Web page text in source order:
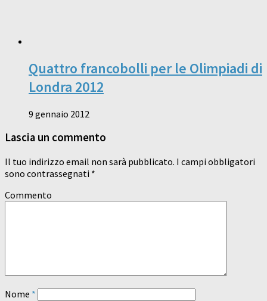
Quattro francobolli per le Olimpiadi di
Londra 2012
9 gennaio 2012
Lascia un commento
Il tuo indirizzo email non sarà pubblicato. I campi obbligatori
sono contrassegnati *
Commento
Nome *